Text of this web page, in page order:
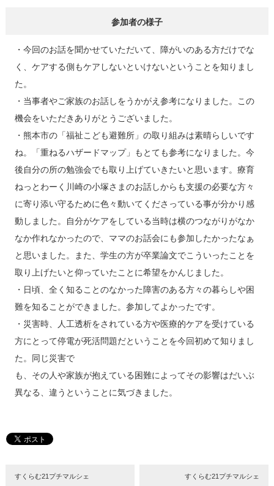
参加者の様子
・今回のお話を聞かせていただいて、障がいのある方だけでな
く、ケアする側もケアしないといけないということを知りまし
た。
・当事者やご家族のお話しをうかがえ参考になりました。この
機会をいただきありがとうございました。
・熊本市の「福祉こども避難所」の取り組みは素晴らしいです
ね。「重ねるハザードマップ」もとても参考になりました。今
後自分の所の勉強会でも取り上げていきたいと思います。療育
ねっとわーく川崎の小塚さまのお話しからも支援の必要な方々
に寄り添い守るために色々動いてくださっている事が分かり感
動しました。自分がケアをしている当時は横のつながりがなか
なか作れなかったので、ママのお話会にも参加したかったなぁ
と思いました。また、学生の方が卒業論文でこういったことを
取り上げたいと仰っていたことに希望をかんじました。
・日頃、全く知ることのなかった障害のある方々の暮らしや困
難を知ることができました。参加してよかったです。
・災害時、人工透析をされている方や医療的ケアを受けている
方にとって停電が死活問題だということを今回初めて知りまし
た。同じ災害で
も、その人や家族が抱えている困難によってその影響はだいぶ
異なる、違うということに気づきました。
すくらむ21プチマルシェ すくらむ21プチマルシェ